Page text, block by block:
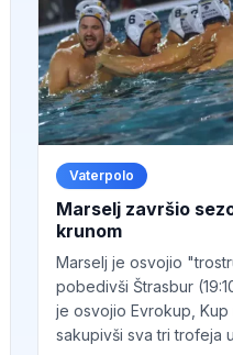
Vaterpolo
Marselj završio
krunom
Marselj je osvojio
pobedivši Štrasbur
je osvojio Evrokup,
sakupivši sva tri trofeja